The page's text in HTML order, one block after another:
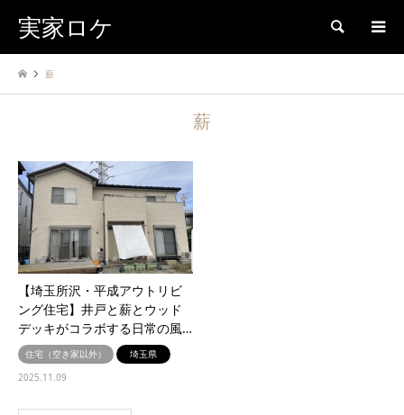
実家ロケ 検索
薪
薪
【埼玉所沢・平成アウトリビ
ング住宅】井戸と薪とウッド
デッキがコラボする日常の風…
住宅（空き家以外）
埼玉県
2025.11.09